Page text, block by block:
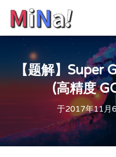
【题解】Super
(高精度
于2017年11月